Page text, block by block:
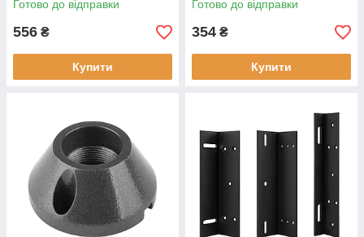
Готово до відправки
556 ₴
Купити
Готово до відправки
354 ₴
Купити